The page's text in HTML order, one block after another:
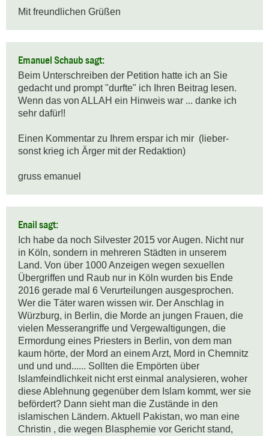
Mit freundlichen Grüßen
Emanuel Schaub sagt:
Beim Unterschreiben der Petition hatte ich an Sie
gedacht und prompt "durfte" ich Ihren Beitrag lesen.
Wenn das von ALLAH ein Hinweis war ... danke ich
sehr dafür!!
Einen Kommentar zu Ihrem erspar ich mir  (lieber-
sonst krieg ich Ärger mit der Redaktion)
gruss emanuel
Enail sagt:
Ich habe da noch Silvester 2015 vor Augen. Nicht nur
in Köln, sondern in mehreren Städten in unserem
Land. Von über 1000 Anzeigen wegen sexuellen
Übergriffen und Raub nur in Köln wurden bis Ende
2016 gerade mal 6 Verurteilungen ausgesprochen.
Wer die Täter waren wissen wir. Der Anschlag in
Würzburg, in Berlin, die Morde an jungen Frauen, die
vielen Messerangriffe und Vergewaltigungen, die
Ermordung eines Priesters in Berlin, von dem man
kaum hörte, der Mord an einem Arzt, Mord in Chemnitz
und und und...... Sollten die Empörten über
Islamfeindlichkeit nicht erst einmal analysieren, woher
diese Ablehnung gegenüber dem Islam kommt, wer sie
befördert? Dann sieht man die Zustände in den
islamischen Ländern. Aktuell Pakistan, wo man eine
Christin , die wegen Blasphemie vor Gericht stand,